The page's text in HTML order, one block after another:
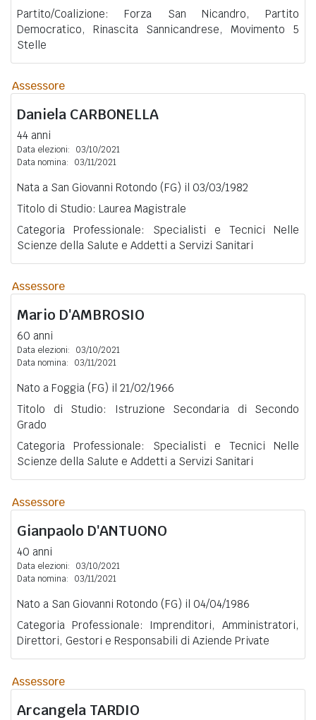
Partito/Coalizione: Forza San Nicandro, Partito
Democratico, Rinascita Sannicandrese, Movimento 5
Stelle
Assessore
Daniela CARBONELLA
44 anni
Data elezioni:
03/10/2021
Data nomina:
03/11/2021
Nata a San Giovanni Rotondo (FG) il 03/03/1982
Titolo di Studio: Laurea Magistrale
Categoria Professionale: Specialisti e Tecnici Nelle
Scienze della Salute e Addetti a Servizi Sanitari
Assessore
Mario D'AMBROSIO
60 anni
Data elezioni:
03/10/2021
Data nomina:
03/11/2021
Nato a Foggia (FG) il 21/02/1966
Titolo di Studio: Istruzione Secondaria di Secondo
Grado
Categoria Professionale: Specialisti e Tecnici Nelle
Scienze della Salute e Addetti a Servizi Sanitari
Assessore
Gianpaolo D'ANTUONO
40 anni
Data elezioni:
03/10/2021
Data nomina:
03/11/2021
Nato a San Giovanni Rotondo (FG) il 04/04/1986
Categoria Professionale: Imprenditori, Amministratori,
Direttori, Gestori e Responsabili di Aziende Private
Assessore
Arcangela TARDIO